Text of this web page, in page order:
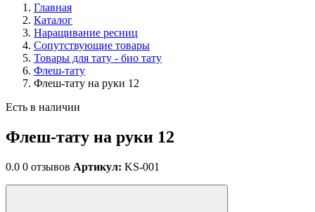
Главная
Каталог
Наращивание ресниц
Сопутствующие товары
Товары для тату - био тату
Флеш-тату
Флеш-тату на руки 12
Есть в наличии
Флеш-тату на руки 12
0.0 0 отзывов Артикул: KS-001